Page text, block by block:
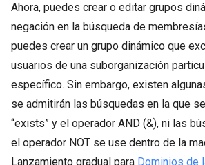
Ahora, puedes crear o editar grupos
negación en la búsqueda de
puedes crear un grupo dinámico que
usuarios de una suborganización
específico. Sin embargo, existen
se admitirán las búsquedas en la que
“exists” y el operador AND (&), ni las
el operador NOT se use dentro de la
Lanzamiento gradual para Dominios de